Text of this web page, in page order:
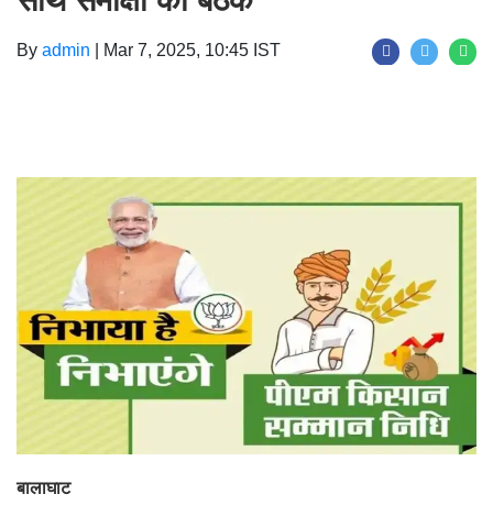
By admin Mar 7, 2025, 10:45 IST
बालाघाट